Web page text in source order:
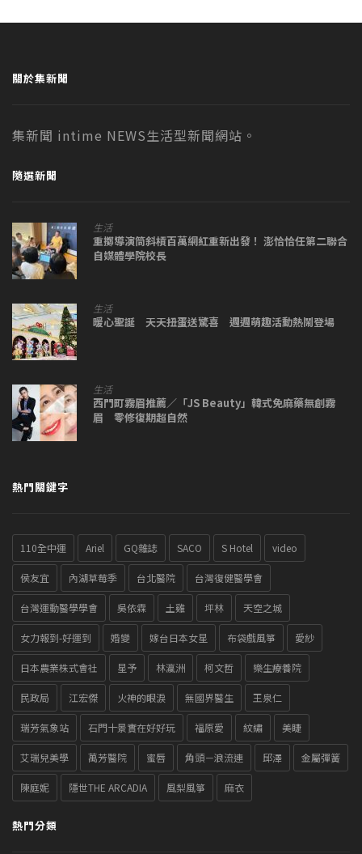
關於集新聞
集新聞 intime NEWS生活型新聞網站。
隨選新聞
生活
重擲導演筒斜槓百萬網紅重新出發！ 澎恰恰任第二聯合
自媒體學院校長
生活
暖心聖誕 天天扭蛋送驚喜 週週萌趣活動熱鬧登場
生活
西門町霧眉推薦／「JS Beauty」韓式免麻藥無創霧
眉 零修復期超自然
熱門關鍵字
110全中運 Ariel GQ雜誌 SACO S Hotel video
侯友宜 內湖草莓季 台北醫院 台灣復健醫學會
台灣運動醫學學會 吳依霖 土雞 坪林 天空之城
女力報到-好運到 婚變 嫁台日本女星 布袋戲風箏 愛紗
日本農業株式會社 星予 林瀛洲 柯文哲 樂生療養院
民政局 江宏傑 火神的眼淚 無國界醫生 王泉仁
瑞芳氣象站 石門十景實在好好玩 福原愛 紋繡 美睫
艾瑞兒美學 萬芳醫院 蜜唇 角頭－浪流連 邱澤 金屬彈簧
陳庭妮 隱世THE ARCADIA 風梨風箏 麻衣
熱門分類